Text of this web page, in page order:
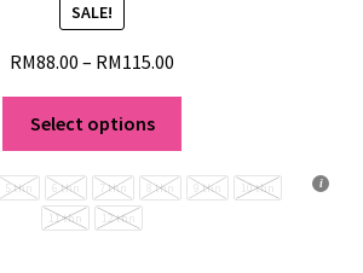
SALE!
RM88.00 – RM115.00
Select options
5 thn 6 thn 7 thn 8 thn 9 thn
10 thn
11 thn
12 thn